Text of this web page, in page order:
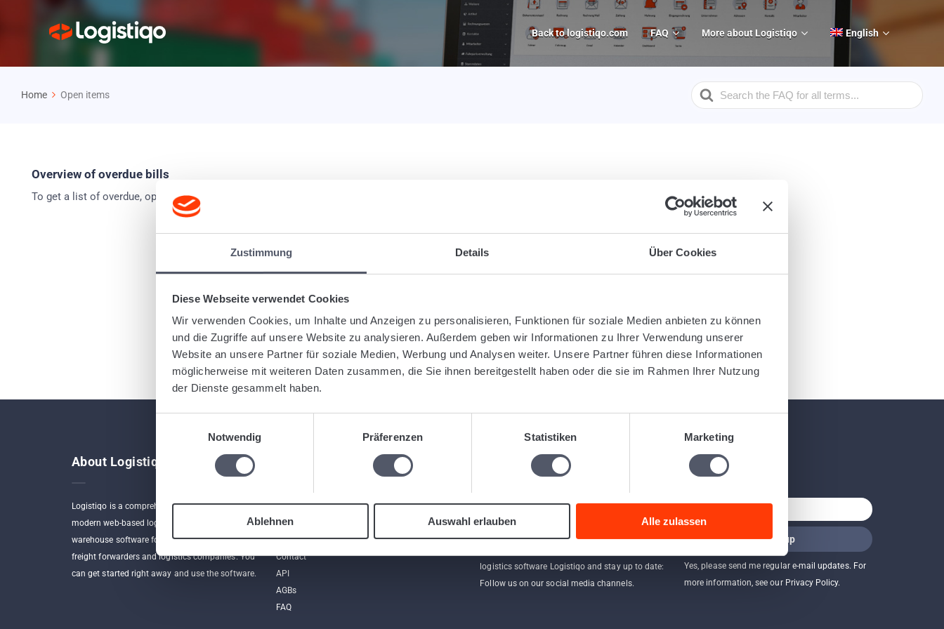
Zustimmung Details Über Cookies
Diese Webseite verwendet Cookies
Wir verwenden Cookies, um Inhalte und Anzeigen zu personalisieren, Funktionen für soziale Medien anbieten zu können
und die Zugriffe auf unsere Website zu analysieren. Außerdem geben wir Informationen zu Ihrer Verwendung unserer
Website an unsere Partner für soziale Medien, Werbung und Analysen weiter. Unsere Partner führen diese Informationen
möglicherweise mit weiteren Daten zusammen, die Sie ihnen bereitgestellt haben oder die sie im Rahmen Ihrer Nutzung
der Dienste gesammelt haben.
Notwendig
Präferenzen Statistiken Marketing
Ablehnen Auswahl erlauben Alle zulassen
Back to logistiqo.com FAQ More about Logistiqo English
Home Open items
Search
For
Overview of overdue bills
To get a list of overdue, open invoices, do the following: Go to “Accountancy>Reminder>Reminder” in the menu. Select “Invoice” in...
About Logistiqo
Logistiqo is a comprehensive yet intuitive and
modern web-based logistics software and
warehouse software for small, medium and large
freight forwarders and logistics companies. You
can get started right away and use the software.
Home
Program
App
Contact
API
AGBs
FAQ
Follow us
logistics software Logistiqo and stay up to date:
Follow us on our social media channels.
Newsletter
Yes, please send me regular e-mail updates. For
more information, see our Privacy Policy.